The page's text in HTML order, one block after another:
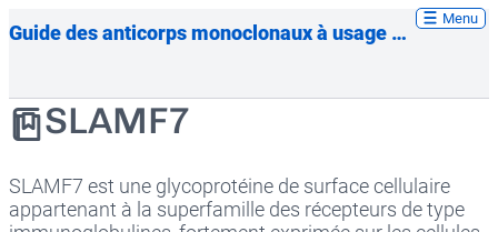
Guide des anticorps monoclonaux à usage thérapeutique
Menu
SLAMF7
SLAMF7 est une glycoprotéine de surface cellulaire
appartenant à la superfamille des récepteurs de type